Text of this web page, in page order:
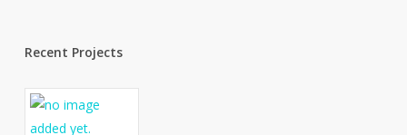
Recent Projects